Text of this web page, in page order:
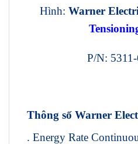
Hình: Warner
P/N:
Thông số Warner
. Energy Rate